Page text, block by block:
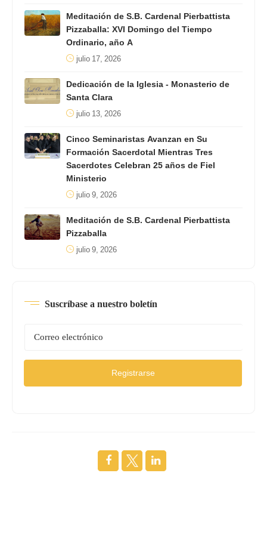
Meditación de S.B. Cardenal Pierbattista
Pizzaballa: XVI Domingo del Tiempo
Ordinario, año A
julio 17, 2026
Dedicación de la Iglesia - Monasterio de
Santa Clara
julio 13, 2026
Cinco Seminaristas Avanzan en Su
Formación Sacerdotal Mientras Tres
Sacerdotes Celebran 25 años de Fiel
Ministerio
julio 9, 2026
Meditación de S.B. Cardenal Pierbattista
Pizzaballa
julio 9, 2026
Suscríbase a nuestro boletín
Registrarse